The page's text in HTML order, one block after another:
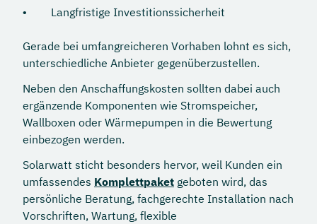
Langfristige Investitionssicherheit
Gerade bei umfangreicheren Vorhaben lohnt es sich,
unterschiedliche Anbieter gegenüberzustellen.
Neben den Anschaffungskosten sollten dabei auch
ergänzende Komponenten wie Stromspeicher,
Wallboxen oder Wärmepumpen in die Bewertung
einbezogen werden.
Solarwatt sticht besonders hervor, weil Kunden ein
umfassendes Komplettpaket geboten wird, das
persönliche Beratung, fachgerechte Installation nach
Vorschriften, Wartung, flexible